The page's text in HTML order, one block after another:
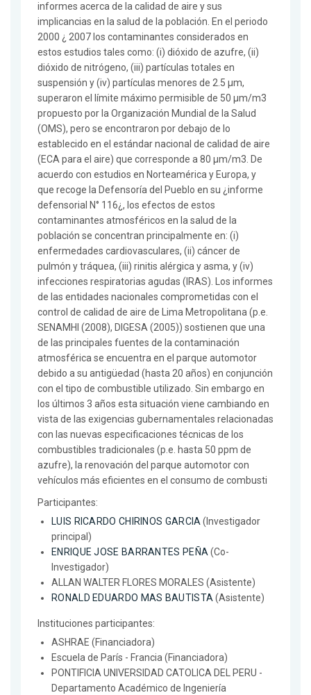
informes acerca de la calidad de aire y sus
implicancias en la salud de la población. En el periodo
2000 ¿ 2007 los contaminantes considerados en
estos estudios tales como: (i) dióxido de azufre, (ii)
dióxido de nitrógeno, (iii) partículas totales en
suspensión y (iv) partículas menores de 2.5 µm,
superaron el límite máximo permisible de 50 µm/m3
propuesto por la Organización Mundial de la Salud
(OMS), pero se encontraron por debajo de lo
establecido en el estándar nacional de calidad de aire
(ECA para el aire) que corresponde a 80 µm/m3. De
acuerdo con estudios en Norteamérica y Europa, y
que recoge la Defensoría del Pueblo en su ¿informe
defensorial N° 116¿, los efectos de estos
contaminantes atmosféricos en la salud de la
población se concentran principalmente en: (i)
enfermedades cardiovasculares, (ii) cáncer de
pulmón y tráquea, (iii) rinitis alérgica y asma, y (iv)
infecciones respiratorias agudas (IRAS). Los informes
de las entidades nacionales comprometidas con el
control de calidad de aire de Lima Metropolitana (p.e.
SENAMHI (2008), DIGESA (2005)) sostienen que una
de las principales fuentes de la contaminación
atmosférica se encuentra en el parque automotor
debido a su antigüedad (hasta 20 años) en conjunción
con el tipo de combustible utilizado. Sin embargo en
los últimos 3 años esta situación viene cambiando en
vista de las exigencias gubernamentales relacionadas
con las nuevas especificaciones técnicas de los
combustibles tradicionales (p.e. hasta 50 ppm de
azufre), la renovación del parque automotor con
vehículos más eficientes en el consumo de combusti
Participantes:
LUIS RICARDO CHIRINOS GARCIA(Investigador
principal)
ENRIQUE JOSE BARRANTES PEÑA(Co-
Investigador)
ALLAN WALTER FLORES MORALES (Asistente)
RONALD EDUARDO MAS BAUTISTA(Asistente)
Instituciones participantes:
ASHRAE (Financiadora)
Escuela de París - Francia (Financiadora)
PONTIFICIA UNIVERSIDAD CATOLICA DEL PERU -
Departamento Académico de Ingeniería